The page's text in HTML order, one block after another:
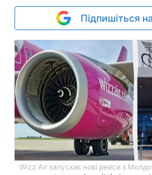
Підпишіться
Wizz Air запускає нові рейси з